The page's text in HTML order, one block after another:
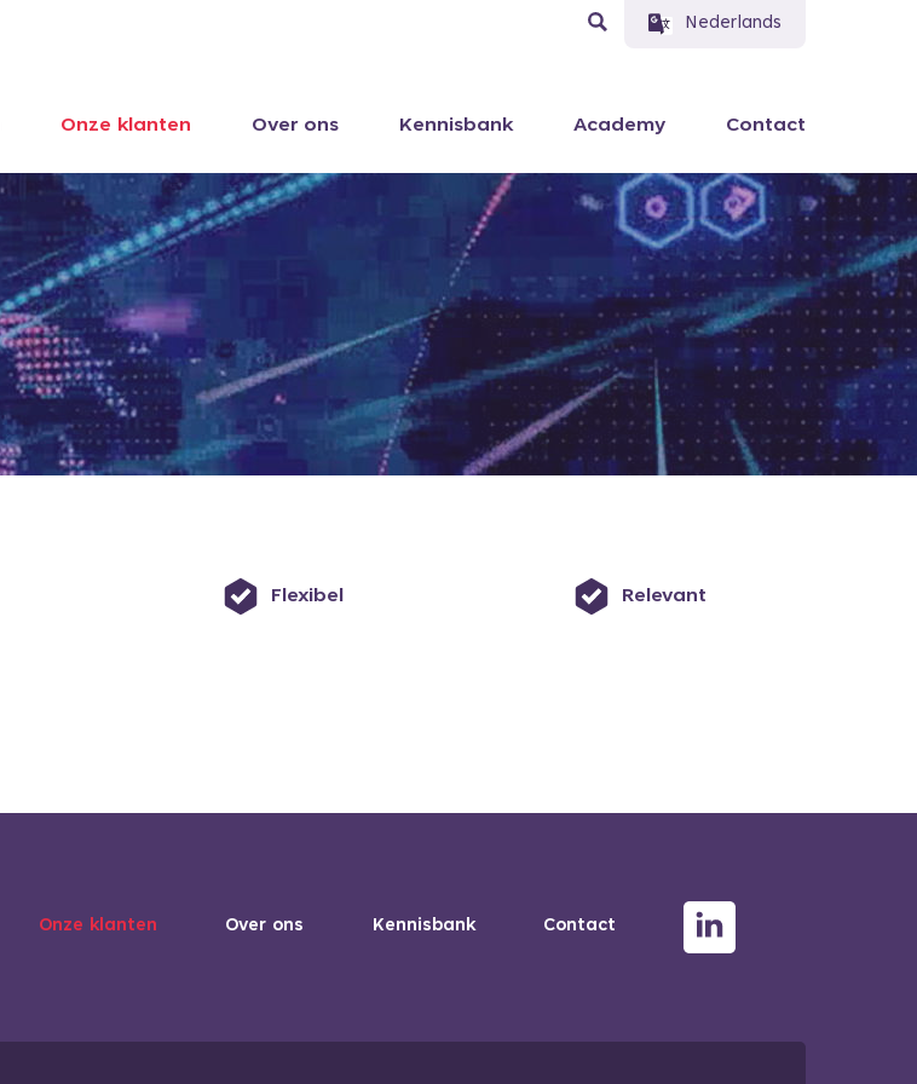
Nederlands
Onze klanten Over ons Kennisbank Academy Contact
Flexibel Relevant
Onze klanten Over ons Kennisbank Contact